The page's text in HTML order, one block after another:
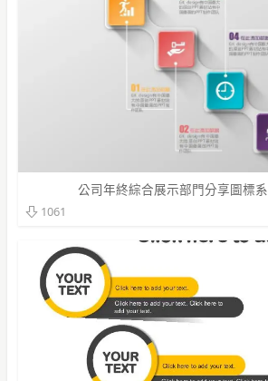
公司年終綜合展示部門分享圖標
1061